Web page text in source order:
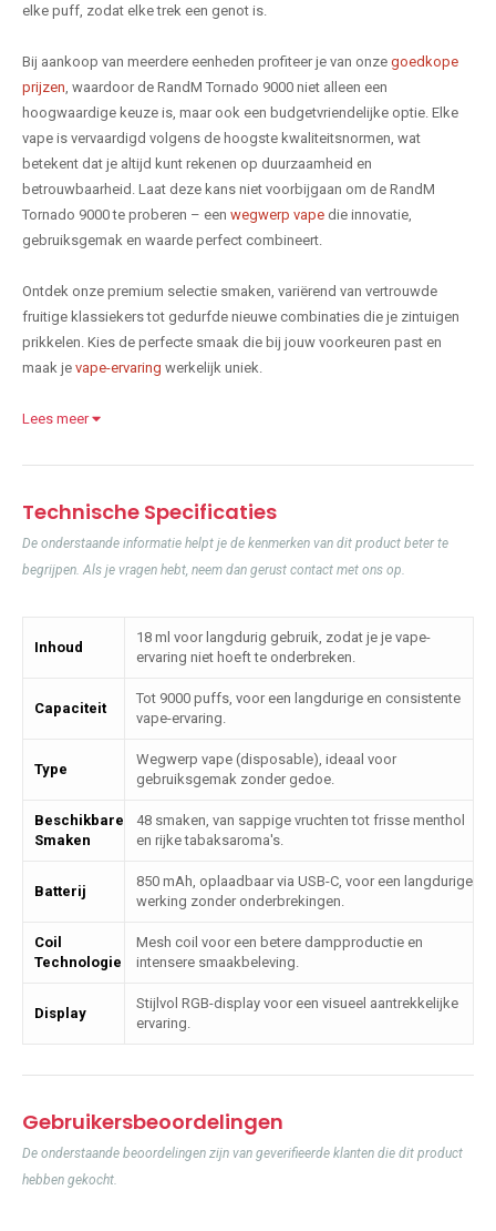
elke puff, zodat elke trek een genot is.
Bij aankoop van meerdere eenheden profiteer je van onze goedkope
prijzen , waardoor de RandM Tornado 9000 niet alleen een
hoogwaardige keuze is, maar ook een budgetvriendelijke optie. Elke
vape is vervaardigd volgens de hoogste kwaliteitsnormen, wat
betekent dat je altijd kunt rekenen op duurzaamheid en
betrouwbaarheid. Laat deze kans niet voorbijgaan om de RandM
Tornado 9000 te proberen – een wegwerp vape die innovatie,
gebruiksgemak en waarde perfect combineert.
Ontdek onze premium selectie smaken, variërend van vertrouwde
fruitige klassiekers tot gedurfde nieuwe combinaties die je zintuigen
prikkelen. Kies de perfecte smaak die bij jouw voorkeuren past en
maak je vape-ervaring werkelijk uniek.
Lees meer
Technische Specificaties
De onderstaande informatie helpt je de kenmerken van dit product beter te
begrijpen. Als je vragen hebt, neem dan gerust contact met ons op.
Inhoud
18 ml voor langdurig gebruik, zodat je je vape-
ervaring niet hoeft te onderbreken.
Capaciteit
Tot 9000 puffs, voor een langdurige en consistente
vape-ervaring.
Type
Wegwerp vape (disposable), ideaal voor
gebruiksgemak zonder gedoe.
Beschikbare
Smaken
48 smaken, van sappige vruchten tot frisse menthol
en rijke tabaksaroma's.
Batterij
850 mAh, oplaadbaar via USB-C, voor een langdurige
werking zonder onderbrekingen.
Coil
Technologie
Mesh coil voor een betere dampproductie en
intensere smaakbeleving.
Display
Stijlvol RGB-display voor een visueel aantrekkelijke
ervaring.
Gebruikersbeoordelingen
De onderstaande beoordelingen zijn van geverifieerde klanten die dit product
hebben gekocht.